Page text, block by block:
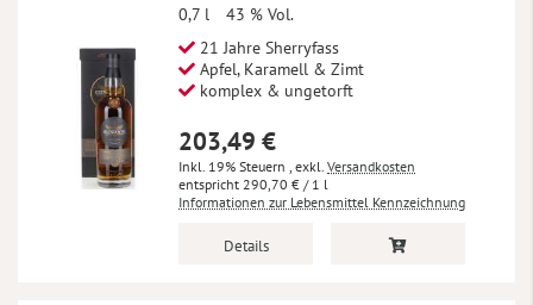
0,7 l
43 % Vol.
21 Jahre Sherryfass
Apfel, Karamell & Zimt
komplex & ungetorft
203,49 €
Inkl. 19% Steuern , exkl. Versandkosten
290,70 € / 1 l
Informationen zur Lebensmittel Kennzeichnung
Details